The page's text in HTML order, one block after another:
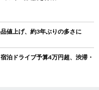
値上げ、約3年ぶりの多さに
泊ドライブ予算4万円超、渋滞・